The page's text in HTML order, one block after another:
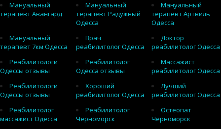
Мануальный
терапевт Авангард
Мануальный
терапевт Радужный
Одесса
Мануальный
терапевт Артвиль
Одесса
Мануальный
терапевт 7км Одесса
Врач
реабилитолог Одесса
Доктор
реабилитолог Одесса
Реабилитологи
Одессы отзывы
Реабилитолог
Одесса отзывы
Массажист
реабилитолог Одесса
Реабилитологи
Одессы отзывы
Хороший
реабилитолог Одесса
Лучший
реабилитолог Одесса
Реабилитолог
массажист Одесса
Реабилитолог
Черноморск
Остеопат
Черноморск